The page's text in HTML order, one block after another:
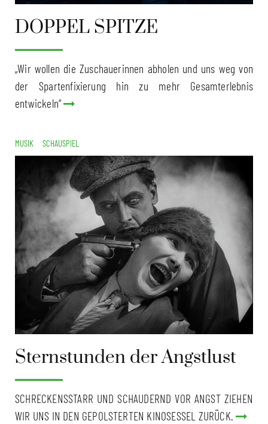
DOPPEL SPITZE
„Wir wollen die Zuschauerinnen abholen und uns weg von
der Spartenfixierung hin zu mehr Gesamterlebnis
entwickeln“
MUSIK SCHAUSPIEL
Sternstunden der Angstlust
SCHRECKENSSTARR UND SCHAUDERND VOR ANGST ZIEHEN
WIR UNS IN DEN GEPOLSTERTEN KINOSESSEL ZURÜCK.